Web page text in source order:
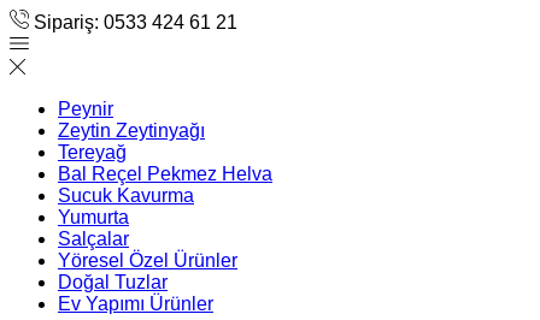
Sipariş: 0533 424 61 21
Peynir
Zeytin Zeytinyağı
Tereyağ
Bal Reçel Pekmez Helva
Sucuk Kavurma
Yumurta
Salçalar
Yöresel Özel Ürünler
Doğal Tuzlar
Ev Yapımı Ürünler